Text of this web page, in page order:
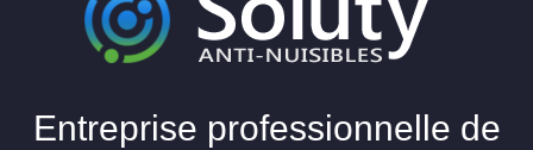
Entreprise professionnelle de